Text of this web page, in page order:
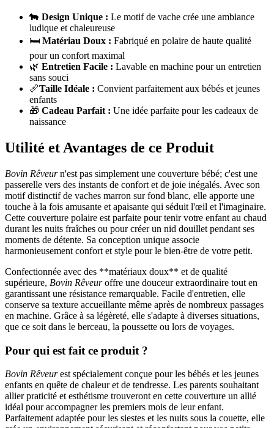
🐄 Design Unique : Le motif de vache crée une ambiance
ludique et chaleureuse
🛏️ Matériau Doux : Fabriqué en polaire de haute qualité
pour un confort maximal
🌿 Entretien Facile : Lavable en machine pour un entretien
sans souci
📏Taille Idéale : Convient parfaitement aux bébés et jeunes
enfants
🎁 Cadeau Parfait : Une idée parfaite pour les cadeaux de
naissance
Utilité et Avantages de ce Produit
Bovin Rêveurn'est pas simplement une couverture bébé; c'est une
passerelle vers des instants de confort et de joie inégalés. Avec son
motif distinctif de vaches marron sur fond blanc, elle apporte une
touche à la fois amusante et apaisante qui séduit l'œil et l'imaginaire.
Cette couverture polaire est parfaite pour tenir votre enfant au chaud
durant les nuits fraîches ou pour créer un nid douillet pendant ses
moments de détente. Sa conception unique associe
harmonieusement confort et style pour le bien-être de votre petit.
Confectionnée avec des **matériaux doux** et de qualité
supérieure, Bovin Rêveuroffre une douceur extraordinaire tout en
garantissant une résistance remarquable. Facile d'entretien, elle
conserve sa texture accueillante même après de nombreux passages
en machine. Grâce à sa légèreté, elle s'adapte à diverses situations,
que ce soit dans le berceau, la poussette ou lors de voyages.
Pour qui est fait ce produit ?
Bovin Rêveurest spécialement conçue pour les bébés et les jeunes
enfants en quête de chaleur et de tendresse. Les parents souhaitant
allier praticité et esthétisme trouveront en cette couverture un allié
idéal pour accompagner les premiers mois de leur enfant.
Parfaitement adaptée pour les siestes et les nuits sous la couette, elle